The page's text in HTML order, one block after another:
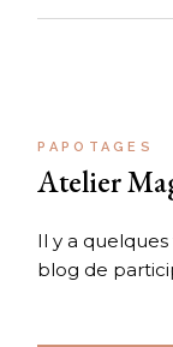
PAPOTAGES
Atelier
Il y a
blog de